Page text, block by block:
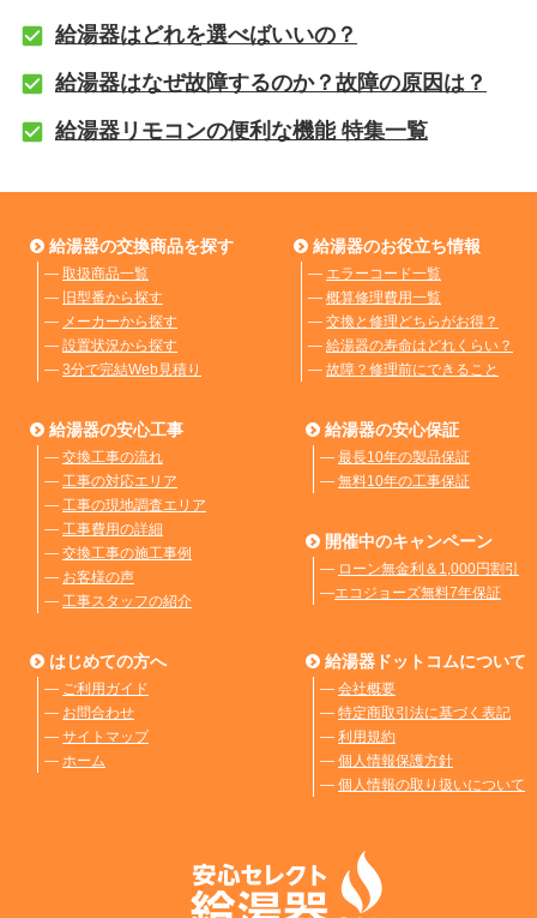
給湯器はどれを選べばいいの？
給湯器はなぜ故障するのか？故障の原因は？
給湯器リモコンの便利な機能 特集一覧
給湯器の交換商品を探す
― 取扱商品一覧
― 旧型番から探す
― メーカーから探す
― 設置状況から探す
― 3分で完結Web見積り
給湯器のお役立ち情報
― エラーコード一覧
― 概算修理費用一覧
― 交換と修理どちらがお得？
― 給湯器の寿命はどれくらい？
― 故障？修理前にできること
給湯器の安心工事
― 交換工事の流れ
― 工事の対応エリア
― 工事の現地調査エリア
― 工事費用の詳細
― 交換工事の施工事例
― お客様の声
― 工事スタッフの紹介
給湯器の安心保証
― 最長10年の製品保証
― 無料10年の工事保証
開催中のキャンペーン
― ローン無金利＆1,000円割引
―エコジョーズ無料7年保証
はじめての方へ
― ご利用ガイド
― お問合わせ
― サイトマップ
― ホーム
給湯器ドットコムについて
― 会社概要
― 特定商取引法に基づく表記
― 利用規約
― 個人情報保護方針
― 個人情報の取り扱いについて